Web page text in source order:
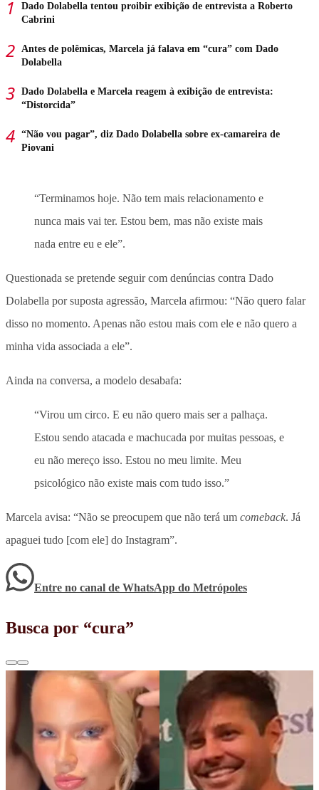
Dado Dolabella tentou proibir exibição de entrevista a Roberto
Cabrini
Antes de polêmicas, Marcela já falava em “cura” com Dado
Dolabella
Dado Dolabella e Marcela reagem à exibição de entrevista:
“Distorcida”
“Não vou pagar”, diz Dado Dolabella sobre ex-camareira de
Piovani
“Terminamos hoje. Não tem mais relacionamento e
nunca mais vai ter. Estou bem, mas não existe mais
nada entre eu e ele”.
Questionada se pretende seguir com denúncias contra Dado
Dolabella por suposta agressão, Marcela afirmou: “Não quero falar
disso no momento. Apenas não estou mais com ele e não quero a
minha vida associada a ele”.
Ainda na conversa, a modelo desabafa:
“Virou um circo. E eu não quero mais ser a palhaça.
Estou sendo atacada e machucada por muitas pessoas, e
eu não mereço isso. Estou no meu limite. Meu
psicológico não existe mais com tudo isso.”
Marcela avisa: “Não se preocupem que não terá um comeback. Já
apaguei tudo [com ele] do Instagram”.
Entre no canal de WhatsApp do Metrópoles
Busca por “cura”